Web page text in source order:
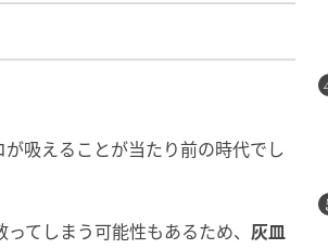
吸えることが当たり前の時代でし
てしまう可能性もあるため、 灰皿